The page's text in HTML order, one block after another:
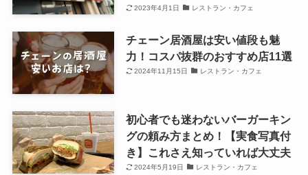
2023年4月1日 レストラン・カフェ
チェーン居酒屋は安い値段も魅
力！コスパ抜群のおすすめ店11選
2024年11月15日 レストラン・カフェ
初心者でも迷わないバーガーキン
グの頼み方まとめ！【実食写真付
き】これさえ知っていれば大丈夫
2024年5月19日 レストラン・カフェ